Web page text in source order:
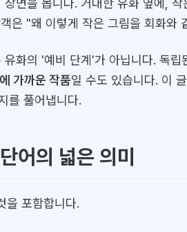
면을 봅니다. 거대한 유화 옆에,
은 "왜 이렇게 작은 그림을 회화와
화의 '예비 단계'가 아닙니다. 독립
가까운 작품일 수도 있습니다. 이
를 풀어냅니다.
어의 넓은 의미
을 포함합니다.